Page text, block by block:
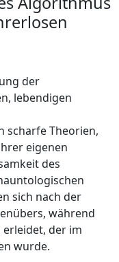
der
lebendigen
scharfe Theorien,
eigenen
des
sich nach der
während
erleidet, der im
wurde.